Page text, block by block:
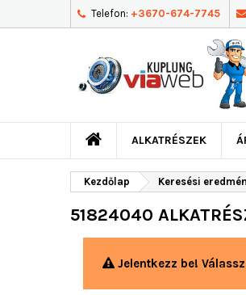
Telefon: +3670-674-7745
ALKATRÉSZEK
Kezdőlap Keresési
51824040
Jelentkezz be!